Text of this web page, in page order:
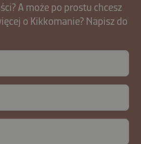
A może po prostu chcesz
o Kikkomanie? Napisz do